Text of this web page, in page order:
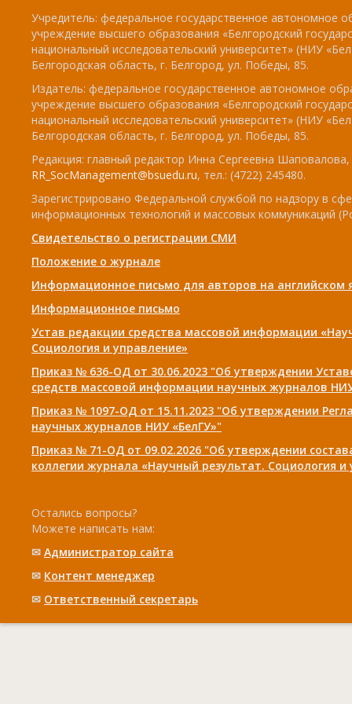
Учредитель: федеральное государственное автономное
учреждение высшего образования «Белгородский
национальный исследовательский университет» (НИУ
Белгородская область, г. Белгород, ул. Победы, 85.
Издатель: федеральное государственное автономное
учреждение высшего образования «Белгородский
национальный исследовательский университет» (НИУ
Белгородская область, г. Белгород, ул. Победы, 85.
Редакция: главный редактор Инна Сергеевна
RR_SocManagement@bsuedu.ru, тел.: (4722) 245480.
Зарегистрировано Федеральной службой по надзору в
информационных технологий и массовых коммуникаций
Свидетельство о регистрации СМИ
Положение о журнале
Информационное письмо для авторов на английском
Информационное письмо
Устав редакции средства массовой информации
Социология и управление»
Приказ № 636-ОД от 30.06.2023 "Об утверждении
средств массовой информации научных журналов
Приказ № 1097-ОД от 15.11.2023 "Об утверждении
научных журналов НИУ «БелГУ»"
Приказ № 71-ОД от 09.02.2026 "Об утверждении
коллегии журнала «Научный результат. Социология и
Остались вопросы?
Можете написать нам:
✉ Администратор сайта
✉ Контент менеджер
✉ Ответственный cекретарь